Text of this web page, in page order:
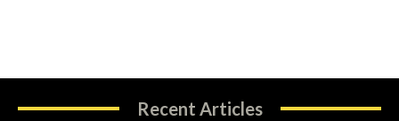
Recent Articles